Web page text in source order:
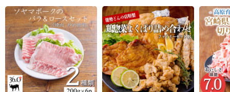
発信に努めています。